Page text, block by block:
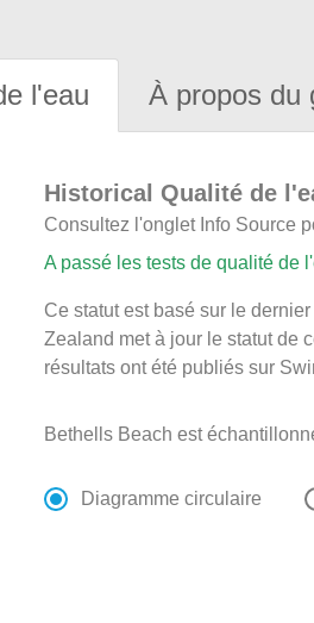
l'eau À propos du
Historical Qualité de
Consultez l'onglet Info Source
A passé les tests de qualité de
Ce statut est basé sur le
Zealand met à jour le statut de
résultats ont été publiés sur
Bethells Beach est
Diagramme circulaire